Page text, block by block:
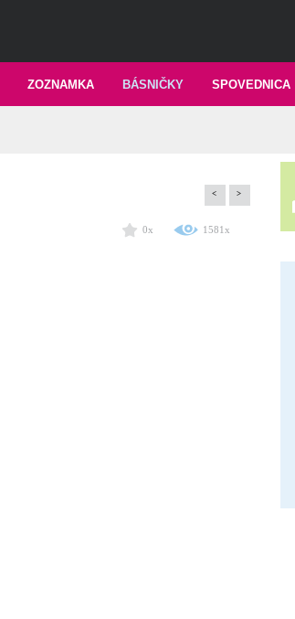
SPOVEDNICA
BÁSNIČKY
ZOZNAMKA
< >
0x 1581x